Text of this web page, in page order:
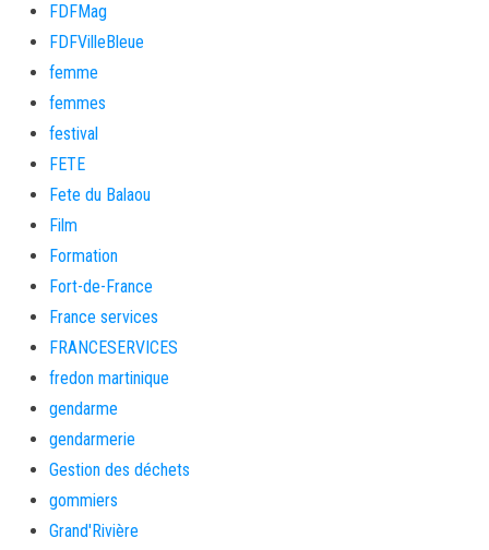
FDFMag
FDFVilleBleue
femme
femmes
festival
FETE
Fete du Balaou
Film
Formation
Fort-de-France
France services
FRANCESERVICES
fredon martinique
gendarme
gendarmerie
Gestion des déchets
gommiers
Grand'Rivière